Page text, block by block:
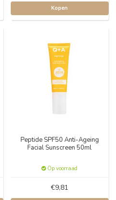
Kopen
Peptide SPF50 Anti-Ageing
Facial Sunscreen 50ml
Op voorraad
€9,81